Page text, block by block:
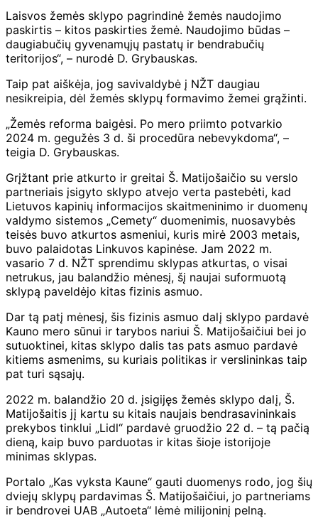
Laisvos žemės sklypo pagrindinė žemės naudojimo
paskirtis – kitos paskirties žemė. Naudojimo būdas –
daugiabučių gyvenamųjų pastatų ir bendrabučių
teritorijos“, – nurodė D. Grybauskas.
Taip pat aiškėja, jog savivaldybė į NŽT daugiau
nesikreipia, dėl žemės sklypų formavimo žemei grąžinti.
„Žemės reforma baigėsi. Po mero priimto potvarkio
2024 m. gegužės 3 d. ši procedūra nebevykdoma“, –
teigia D. Grybauskas.
Grįžtant prie atkurto ir greitai Š. Matijošaičio su verslo
partneriais įsigyto sklypo atvejo verta pastebėti, kad
Lietuvos kapinių informacijos skaitmeninimo ir duomenų
valdymo sistemos „Cemety“ duomenimis, nuosavybės
teisės buvo atkurtos asmeniui, kuris mirė 2003 metais,
buvo palaidotas Linkuvos kapinėse. Jam 2022 m.
vasario 7 d. NŽT sprendimu sklypas atkurtas, o visai
netrukus, jau balandžio mėnesį, šį naujai suformuotą
sklypą paveldėjo kitas fizinis asmuo.
Dar tą patį mėnesį, šis fizinis asmuo dalį sklypo pardavė
Kauno mero sūnui ir tarybos nariui Š. Matijošaičiui bei jo
sutuoktinei, kitas sklypo dalis tas pats asmuo pardavė
kitiems asmenims, su kuriais politikas ir verslininkas taip
pat turi sąsajų.
2022 m. balandžio 20 d. įsigijęs žemės sklypo dalį, Š.
Matijošaitis jį kartu su kitais naujais bendrasavininkais
prekybos tinklui „Lidl“ pardavė gruodžio 22 d. – tą pačią
dieną, kaip buvo parduotas ir kitas šioje istorijoje
minimas sklypas.
Portalo „Kas vyksta Kaune“ gauti duomenys rodo, jog šių
dviejų sklypų pardavimas Š. Matijošaičiui, jo partneriams
ir bendrovei UAB „Autoeta“ lėmė milijoninį pelną.